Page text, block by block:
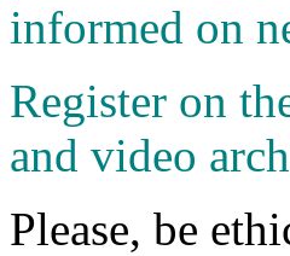
informed on
Register on
and video
Please, be